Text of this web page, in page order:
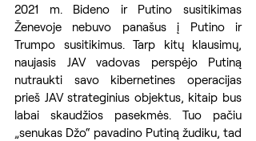
2021 m. Bideno ir Putino susitikimas
Ženevoje nebuvo panašus į Putino ir
Trumpo susitikimus. Tarp kitų klausimų,
naujasis JAV vadovas perspėjo Putiną
nutraukti savo kibernetines operacijas
prieš JAV strateginius objektus, kitaip bus
labai skaudžios pasekmės. Tuo pačiu
„senukas Džo“ pavadino Putiną žudiku, tad